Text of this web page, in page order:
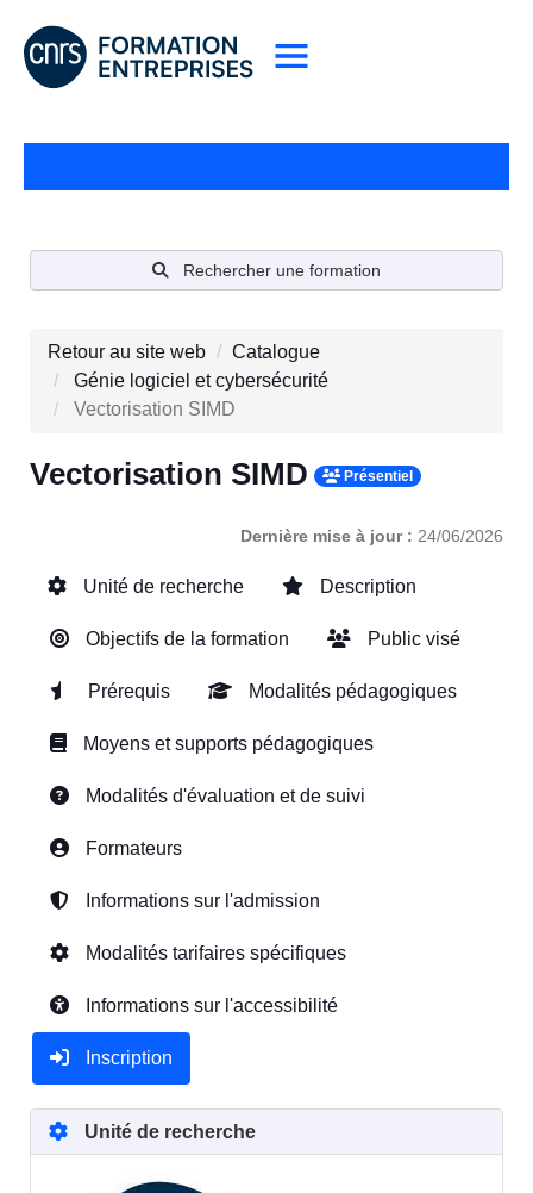
Rechercher une formation
Retour au site web
Catalogue
Génie logiciel et cybersécurité
Vectorisation SIMD
Vectorisation SIMD Présentiel
Dernière mise à jour : 24/06/2026
Unité de recherche Description
Objectifs de la formation Public visé
Prérequis Modalités pédagogiques
Moyens et supports pédagogiques
Modalités d'évaluation et de suivi
Formateurs
Informations sur l'admission
Modalités tarifaires spécifiques
Informations sur l'accessibilité
Inscription
Unité de recherche